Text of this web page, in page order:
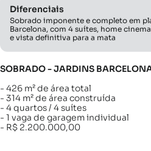
Diferenciais
Sobrado imponente e completo em
Barcelona, com 4 suítes, home
e vista definitiva para a mata
SOBRADO - JARDINS
- 426 m² de área total
- 314 m² de área construída
- 4 quartos / 4 suítes
- 1 vaga de garagem individual
- R$ 2.200.000,00